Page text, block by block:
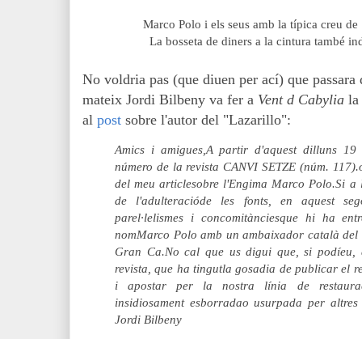
Marco Polo i els seus amb la típica creu de
La bosseta de diners a la cintura també
No voldria pas (que diuen per ací) que passara
mateix Jordi Bilbeny va fer a Vent d Cabylia la
al post sobre l'autor del "Lazarillo":
Amics i amigues,A partir d'aquest dilluns
número de la revista CANVI SETZE (núm.
del meu articlesobre l'Engima Marco Polo.Si
de l'adulteracióde les fonts, en aquest
parel·lelismes i concomitànciesque hi ha
nomMarco Polo amb un ambaixador català
Gran Ca.No cal que us digui que, si podíeu,
revista, que ha tingutla gosadia de publicar el
i apostar per la nostra línia de
insidiosament esborradao usurpada per
Jordi Bilbeny